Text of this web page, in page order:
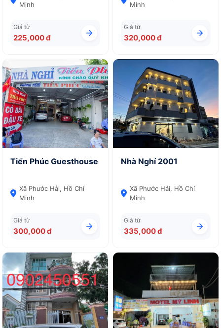
Minh
Giá từ
225,000 đ
Minh
Giá từ
320,000 đ
Tiến Phúc Guesthouse
Xã Phước Hải, Hồ Chí
Minh
Giá từ
300,000 đ
Nhà Nghỉ 2001
Xã Phước Hải, Hồ Chí
Minh
Giá từ
335,000 đ